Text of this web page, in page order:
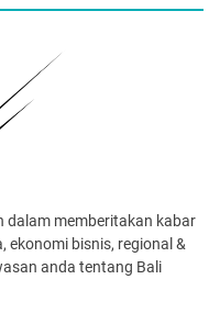
dalam memberitakan kabar
ekonomi bisnis, regional &
anda tentang Bali